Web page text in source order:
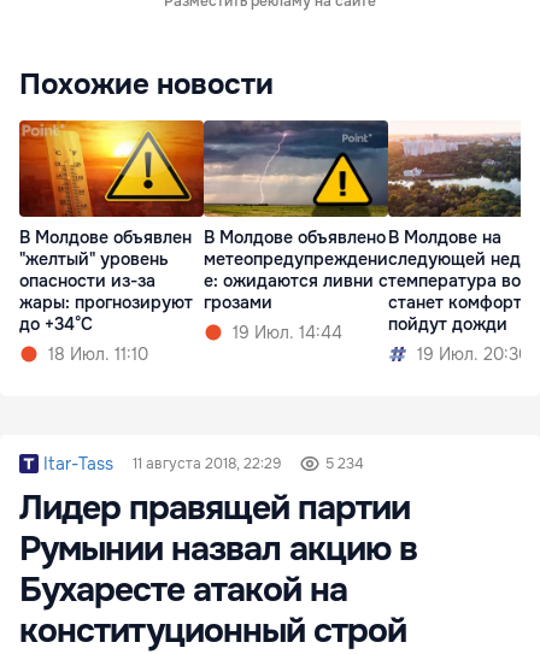
Похожие новости
В Молдове объявлен
"желтый" уровень
опасности из-за
жары: прогнозируют
до +34°C
18 Июл. 11:10
В Молдове объявлено
метеопредупреждени
е: ожидаются ливни с
грозами
19 Июл. 14:44
В Молдове на
следующей
температура
станет
пойдут дожди
19 Июл. 20:30
Itar-Tass 11 августа 2018, 22:29 5 234
Лидер правящей партии
Румынии назвал акцию в
Бухаресте атакой на
конституционный строй